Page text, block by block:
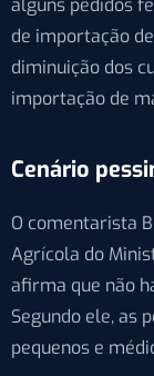
alguns pedidos
de importação
diminuição dos
importação de
Cenário
O comentarista
Agrícola do
afirma que não
Segundo ele, as
pequenos e